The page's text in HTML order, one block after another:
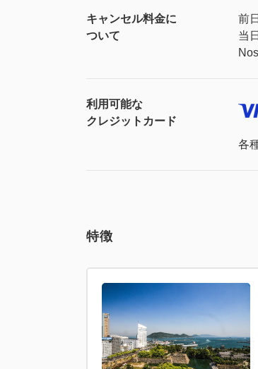
キャンセル料金に
ついて
前
当
利用可能な
クレジットカード
各
特徴